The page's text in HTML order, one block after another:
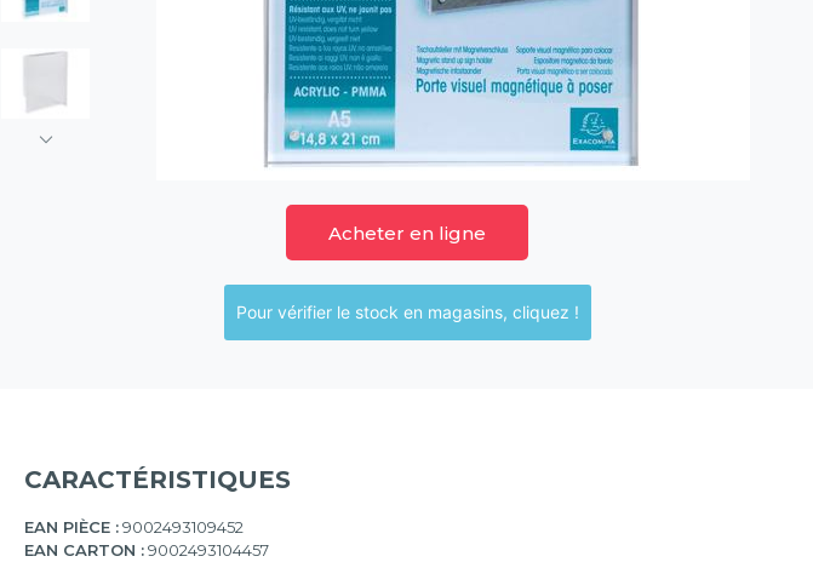
Acheter en ligne
Pour vérifier le stock en magasins, cliquez !
CARACTÉRISTIQUES
EAN PIÈCE :9002493109452
EAN CARTON :9002493104457